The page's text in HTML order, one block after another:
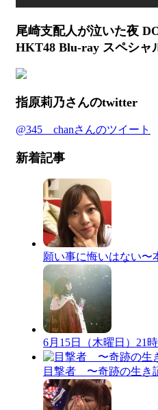
尾崎支配人が泣いた夜
HKT48 Blu-ray スペシャ
指原莉乃さんのtwitter
@345__chanさんのツイート
新着記事
願い事に悔いはない〜
6月15日（木曜日）21
目撃者 〜奇跡の生き